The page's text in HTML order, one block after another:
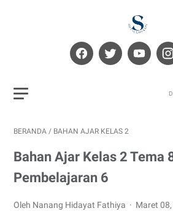
BERANDA / BAHAN AJAR KELAS 2
Bahan Ajar Kelas 2 Tema
Pembelajaran 6
Oleh Nanang Hidayat Fathiya
Maret